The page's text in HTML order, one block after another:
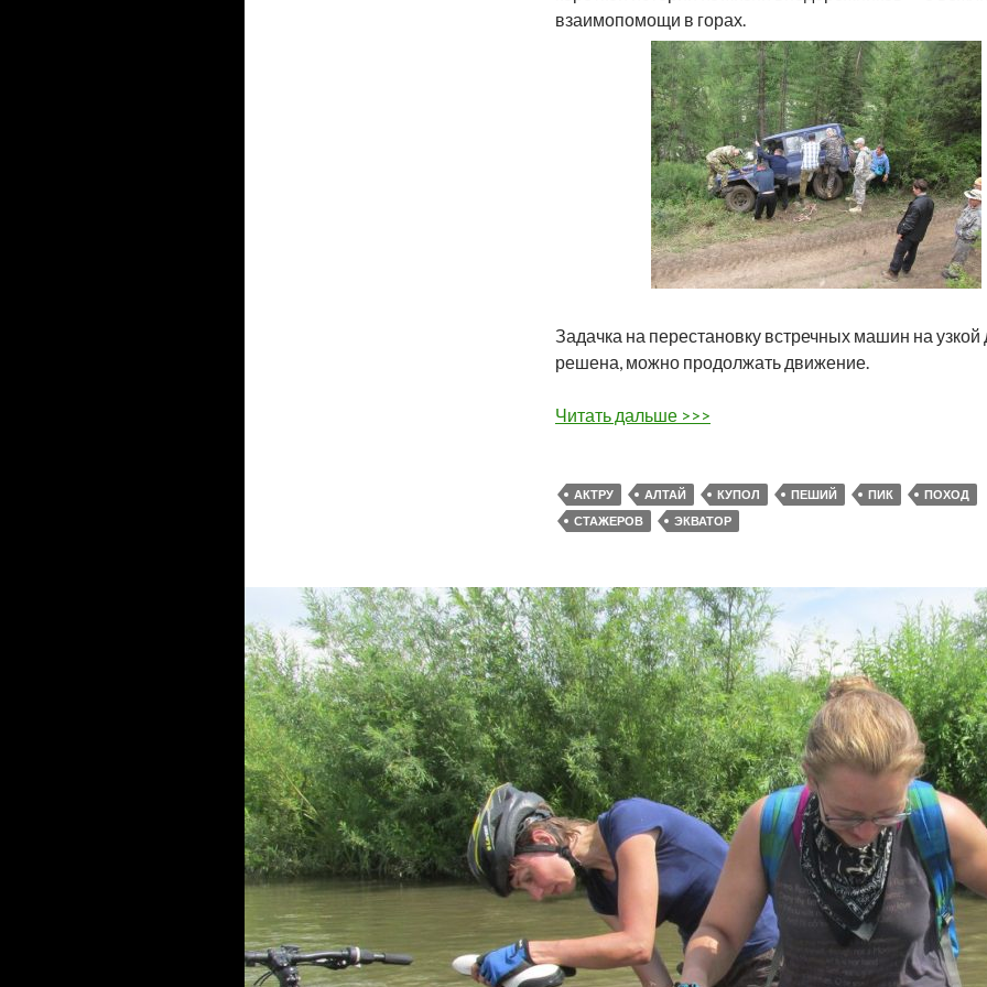
взаимопомощи в горах.
Задачка на перестановку встречных машин на узкой
решена, можно продолжать движение.
Читать дальше >>>
АКТРУ АЛТАЙ КУПОЛ ПЕШИЙ ПИК
ПОХОД
СТАЖЕРОВ
ЭКВАТОР